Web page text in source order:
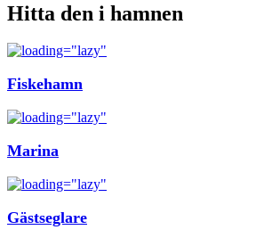
Hitta den i hamnen
Fiskehamn
Marina
Gästseglare